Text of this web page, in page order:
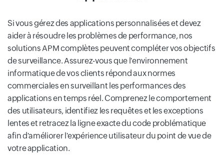
Si vous gérez des applications personnalisées et devez
aider à résoudre les problèmes de performance, nos
solutions APM complètes peuvent compléter vos objectifs
de surveillance. Assurez-vous que l'environnement
informatique de vos clients répond aux normes
commerciales en surveillant les performances des
applications en temps réel. Comprenez le comportement
des utilisateurs, identifiez les requêtes et les exceptions
lentes et retracez la ligne exacte du code problématique
afin d'améliorer l'expérience utilisateur du point de vue de
votre application.